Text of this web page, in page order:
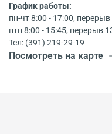
График работы:
пн-чт 8:00 - 17:00,
птн 8:00 - 15:45, перерыв
Тел: (391) 219-29-19
Посмотреть на карте